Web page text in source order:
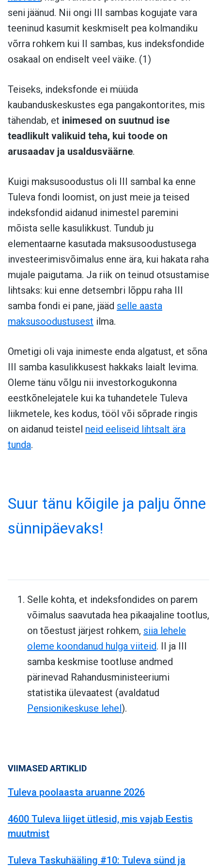
seni jäänud. Nii ongi III sambas kogujate vara
teeninud kasumit keskmiselt pea kolmandiku
võrra rohkem kui II sambas, kus indeksfondide
osakaal on endiselt veel väike. (1)
Teiseks, indeksfonde ei müüda
kaubanduskeskustes ega pangakontorites, mis
tähendab, et inimesed on suutnud ise
teadlikult valikuid teha, kui toode on
arusaadav ja usaldusväärne.
Kuigi maksusoodustus oli III sambal ka enne
Tuleva fondi loomist, on just meie ja teised
indeksfondid aidanud inimestel paremini
mõista selle kasulikkust. Tundub ju
elementaarne kasutada maksusoodustusega
investeerimisvõimalus enne ära, kui hakata raha
mujale paigutama. Ja riik on teinud otsustamise
lihtsaks: kui enne detsembri lõppu raha III
samba fondi ei pane, jääd selle aasta
maksusoodustusest ilma.
Ometigi oli vaja inimeste enda algatust, et sõna
III samba kasulikkusest hakkaks laialt levima.
Oleme tänu võlgu nii investorkogukonna
eestkõnelejatele kui ka tuhandetele Tuleva
liikmetele, kes kodus, tööl või sõprade ringis
on aidanud teistel neid eeliseid lihtsalt ära
tunda.
Suur tänu kõigile ja palju õnne
sünnipäevaks!
Selle kohta, et indeksfondides on parem
võimalus saavutada hea pikaajaline tootlus,
on tõestust järjest rohkem, siia lehele
oleme koondanud hulga viiteid. II ja III
samba keskmise tootluse andmed
pärinevad Rahandusministeeriumi
statistika ülevaatest (avaldatud
Pensionikeskuse lehel).
VIIMASED ARTIKLID
Tuleva poolaasta aruanne 2026
4600 Tuleva liiget ütlesid, mis vajab Eestis
muutmist
Tuleva Taskuhääling #10: Tuleva sünd ja